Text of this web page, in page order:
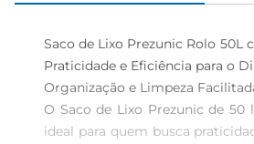
Saco de Lixo Prezunic Rolo 50L
Praticidade e Eficiência para o
Organização e Limpeza
O Saco de Lixo Prezunic de 50
ideal para quem busca